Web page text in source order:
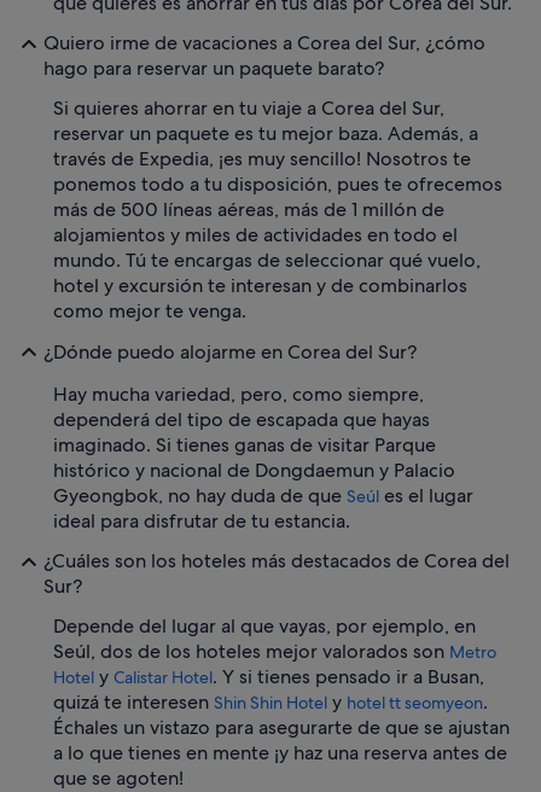
Quiero irme de vacaciones a Corea del Sur, ¿cómo
hago para reservar un paquete barato?
Si quieres ahorrar en tu viaje a Corea del Sur,
reservar un paquete es tu mejor baza. Además, a
través de Expedia, ¡es muy sencillo! Nosotros te
ponemos todo a tu disposición, pues te ofrecemos
más de 500 líneas aéreas, más de 1 millón de
alojamientos y miles de actividades en todo el
mundo. Tú te encargas de seleccionar qué vuelo,
hotel y excursión te interesan y de combinarlos
como mejor te venga.
¿Dónde puedo alojarme en Corea del Sur?
Hay mucha variedad, pero, como siempre,
dependerá del tipo de escapada que hayas
imaginado. Si tienes ganas de visitar Parque
histórico y nacional de Dongdaemun y Palacio
Gyeongbok, no hay duda de que Seúl es el lugar
ideal para disfrutar de tu estancia.
¿Cuáles son los hoteles más destacados de Corea del
Sur?
Depende del lugar al que vayas, por ejemplo, en
Seúl, dos de los hoteles mejor valorados son Metro
Hotel y Calistar Hotel. Y si tienes pensado ir a Busan,
quizá te interesen Shin Shin Hotel y hotel tt seomyeon.
Échales un vistazo para asegurarte de que se ajustan
a lo que tienes en mente ¡y haz una reserva antes de
que se agoten!